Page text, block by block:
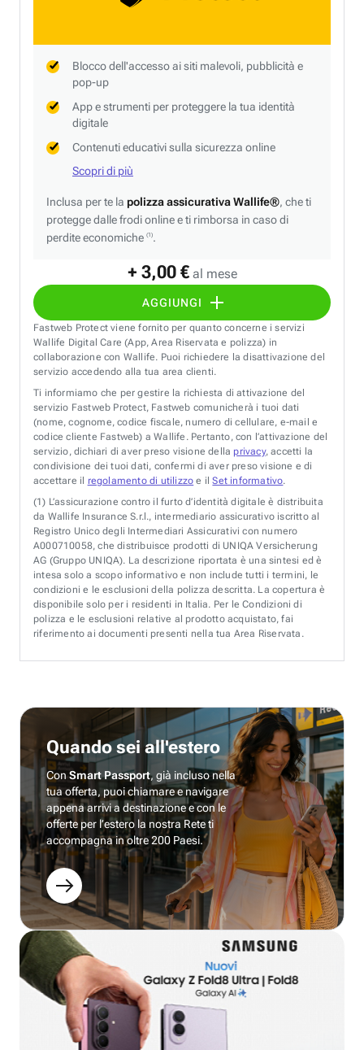
+ 3,00 € al mese
AGGIUNGI
Blocco dell'accesso ai siti malevoli, pubblicità e
pop-up
App e strumenti per proteggere la tua identità
digitale
Contenuti educativi sulla sicurezza online
Scopri di più
Inclusa per te la polizza assicurativa Wallife®, che ti
protegge dalle frodi online e ti rimborsa in caso di
perdite economiche (1).
Fastweb Protect viene fornito per quanto concerne i servizi
Wallife Digital Care (App, Area Riservata e polizza) in
collaborazione con Wallife. Puoi richiedere la disattivazione del
servizio accedendo alla tua area clienti.
Ti informiamo che per gestire la richiesta di attivazione del
servizio Fastweb Protect, Fastweb comunicherà i tuoi dati
(nome, cognome, codice fiscale, numero di cellulare, e-mail e
codice cliente Fastweb) a Wallife. Pertanto, con l’attivazione del
servizio, dichiari di aver preso visione della privacy, accetti la
condivisione dei tuoi dati, confermi di aver preso visione e di
accettare il regolamento di utilizzo e ilSet informativo.
(1) L’assicurazione contro il furto d’identità digitale è distribuita
da Wallife Insurance S.r.l., intermediario assicurativo iscritto al
Registro Unico degli Intermediari Assicurativi con numero
A000710058, che distribuisce prodotti di UNIQA Versicherung
AG (Gruppo UNIQA). La descrizione riportata è una sintesi ed è
intesa solo a scopo informativo e non include tutti i termini, le
condizioni e le esclusioni della polizza descritta. La copertura è
disponibile solo per i residenti in Italia. Per le Condizioni di
polizza e le esclusioni relative al prodotto acquistato, fai
riferimento ai documenti presenti nella tua Area Riservata.
Quando sei all'estero
ConSmart Passport, già incluso nella
tua offerta, puoi chiamare e navigare
appena arrivi a destinazione e con le
offerte per l’estero la nostra Rete ti
accompagna in oltre 200 Paesi.